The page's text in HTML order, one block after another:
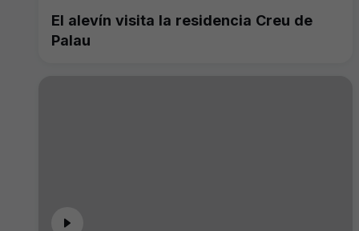
El alevín visita la residencia Creu de
Palau